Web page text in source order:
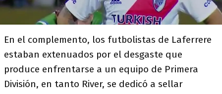
En el complemento, los futbolistas de Laferrere
estaban extenuados por el desgaste que
produce enfrentarse a un equipo de Primera
División, en tanto River, se dedicó a sellar